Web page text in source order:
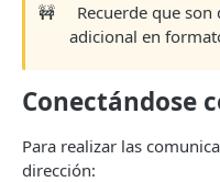
🚧
Recuerde que
adicional en
Conectándose
Para realizar las
dirección: